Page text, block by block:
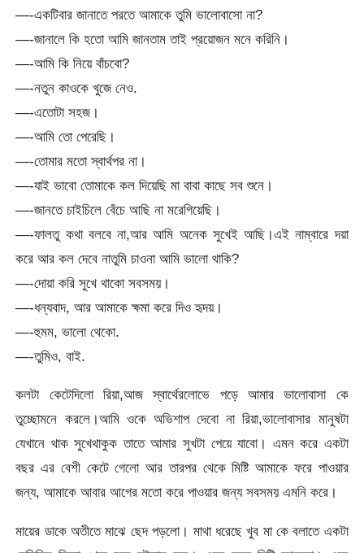
—-একটিবার জানাতে পরতে আমাকে তুমি ভালোবাসো না?
—-জানালে কি হতো আমি জানতাম তাই প্রয়োজন মনে করিনি।
—-আমি কি নিয়ে বাঁচবো?
—-নতুন কাওকে খুজে নেও.
—-এতোটা সহজ।
—-আমি তো পেরেছি।
—-তোমার মতো স্বার্থপর না।
—-যাই ভাবো তোমাকে কল দিয়েছি মা বাবা কাছে সব শুনে।
—-জানতে চাইচিলে বেঁচে আছি না মরেগিয়েছি।
—-ফালতু কথা বলবে না,আর আমি অনেক সুখেই আছি।এই নাম্বারে দয়া
করে আর কল দেবে নাতুমি চাওনা আমি ভালো থাকি?
—-দোয়া করি সুখে থাকো সবসময়।
—-ধন্যবাদ, আর আমাকে ক্ষমা করে দিও হৃদয়।
—-হুমম, ভালো থেকো.
—-তুমিও, বাই.
কলটা কেটেদিলো রিয়া,আজ স্বার্থেরলোভে পড়ে আমার ভালোবাসা কে
তুচ্ছোমনে করলে।আমি ওকে অভিশাপ দেবো না রিয়া,ভালোবাসার মানুষটা
যেখানে থাক সুখেথাকুক তাতে আমার সুখটা পেয়ে যাবো। এমন করে একটা
বছর এর বেশী কেটে গেলো আর তারপর থেকে মিষ্টি আমাকে ফরে পাওয়ার
জন্য, আমাকে আবার আগের মতো করে পাওয়ার জন্য সবসময় এমনি করে।
মায়ের ডাকে অতীতে মাঝে ছেদ পড়লো। মাথা ধরেছে খুব মা কে বলাতে একটা